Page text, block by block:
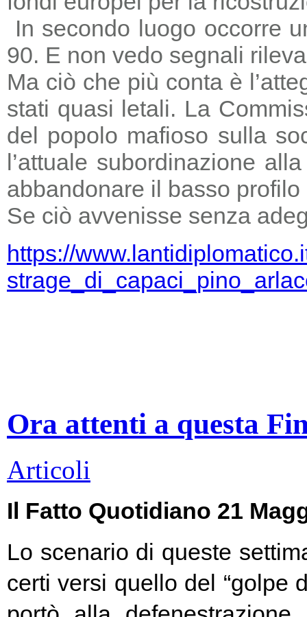
In secondo luogo occorre
90. E non vedo segnali
Ma ciò che più conta è
stati quasi letali. La
del popolo mafioso sulla
l’attuale subordinazione
abbandonare il basso
Se ciò avvenisse senza
https://
Ora attenti a questa
Articoli
Il Fatto Quotidiano 21
Lo scenario di queste
certi versi quello del “golpe